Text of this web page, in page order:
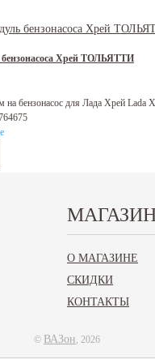
бензонасоса Хрей ТОЛЬЯТТИ
на бензонасос для Лада Хрей Lada
голый Логан 2 (18-), Веста,
насоса для Рено Логан 2 с 18 года
О МАГАЗИНЕ
СКИДКИ
КОНТАКТЫ
© ВАЗон , 2026